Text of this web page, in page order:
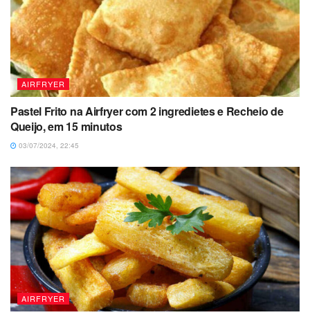
AIRFRYER
Pastel Frito na Airfryer com 2 ingredietes e Recheio de
Queijo, em 15 minutos
03/07/2024, 22:45
AIRFRYER